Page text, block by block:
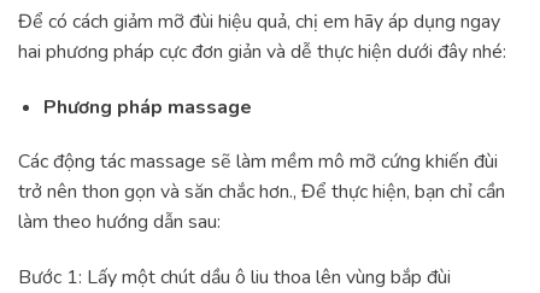
Để có cách giảm mỡ đùi hiệu quả, chị em hãy áp dụng ngay
hai phương pháp cực đơn giản và dễ thực hiện dưới đây nhé:
Phương pháp massage
Các động tác massage sẽ làm mềm mô mỡ cứng khiến đùi
trở nên thon gọn và săn chắc hơn., Để thực hiện, bạn chỉ cần
làm theo hướng dẫn sau:
Bước 1: Lấy một chút dầu ô liu thoa lên vùng bắp đùi